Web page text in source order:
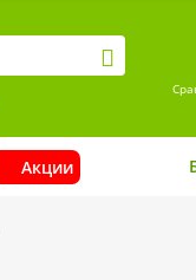
Акции